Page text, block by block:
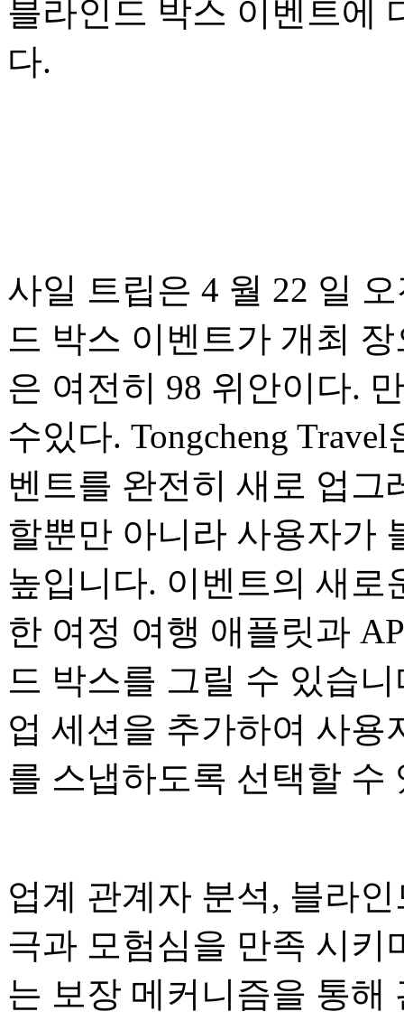
블라인드 박스 이벤트에
다.
사일 트립은 4 월 22 일
드 박스 이벤트가 개최
은 여전히 98 위안이다.
수있다. Tongcheng
벤트를 완전히 새로 업
할뿐만 아니라 사용자가
높입니다. 이벤트의 새로
한 여정 여행 애플릿과
드 박스를 그릴 수 있습
업 세션을 추가하여 사용
를 스냅하도록 선택할 수
업계 관계자 분석, 블라
극과 모험심을 만족 시키
는 보장 메커니즘을 통해